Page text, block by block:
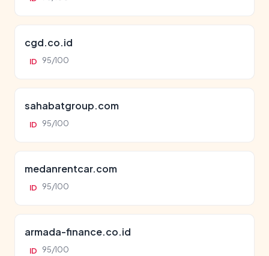
cgd.co.id
ID 95/100
sahabatgroup.com
ID 95/100
medanrentcar.com
ID 95/100
armada-finance.co.id
ID 95/100